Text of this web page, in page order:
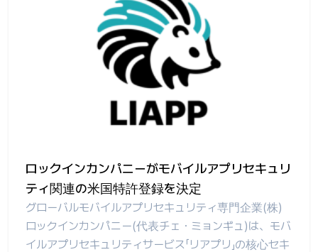
ロックインカンパニーがモバイルアプリセキュリ
ティ関連の米国特許登録を決定
グローバルモバイルアプリセキュリティ専門企業(株)
ロックインカンパニー(代表チェ・ミョンギュ)は、モバ
イルアプリセキュリティサービス「リアプリ」の核心セキ